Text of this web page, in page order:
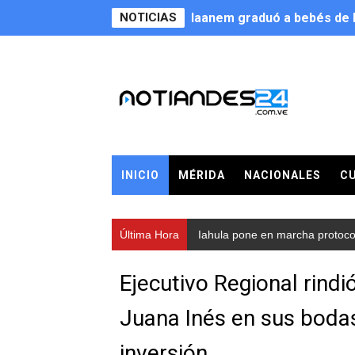
NOTICIAS Iaanem graduó a bebés
Arranca en Rivas Dávila el
CorpoMérida continúa
Fundacite culmina primera
Nevado Gas optimiza
Alcaldía del Municipio
INICIO MÉRIDA NACIONALES
Última Hora Iahula pone en marcha
Ejecutivo Regional
Juana Inés en sus